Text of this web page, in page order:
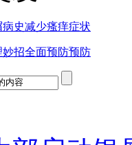
史减少瘙痒症状
妙招全面预防预防